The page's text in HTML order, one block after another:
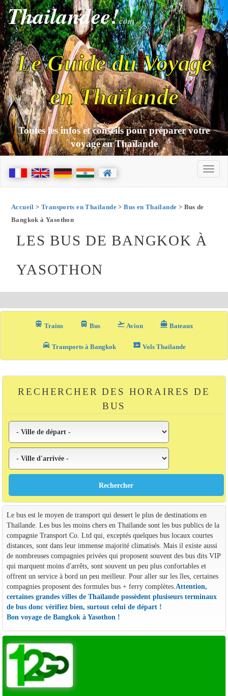
Thailandee!com
Le Guide du Voyage
en Thaïlande
Toutes les infos et conseils pour préparer votre
voyage en Thaïlande
Accueil > Transports en Thaïlande>Bus en Thaïlande > Bus de
Bangkok à Yasothon
LES BUS DE BANGKOK À
YASOTHON
train Trains directions_bus_filled Bus flight_takeoff Avion directions_boat Bateaux
local_taxi Transports à Bangkok airplane_ticket Vols Thaïlande
RECHERCHER DES HORAIRES DE
BUS
Le bus est le moyen de transport qui dessert le plus de destinations en
Thaïlande. Les bus les moins chers en Thaïlande sont les bus publics de la
compagnie Transport Co. Ltd qui, exceptés quelques bus locaux courtes
distances, sont dans leur immense majorité climatisés. Mais il existe aussi
de nombreuses compagnies privées qui proposent souvent des bus dits VIP
qui marquent moins d'arrêts, sont souvent un peu plus confortables et
offrent un service à bord un peu meilleur. Pour aller sur les îles, certaines
compagnies proposent des formules bus + ferry complètes. Attention,
certaines grandes villes de Thaïlande possèdent plusiseurs terminaux
de bus donc vérifiez bien, surtout celui de départ !
Bon voyage de Bangkok à Yasothon !